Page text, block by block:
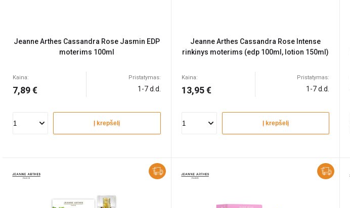
Jeanne Arthes Cassandra Rose Jasmin EDP
moterims 100ml
Kaina:
7,89 €
Pristatymas:
1-7 d.d.
Į krepšelį
Jeanne Arthes Cassandra Rose Intense
rinkinys moterims (edp 100ml, lotion 150ml)
Kaina:
13,95 €
Pristatymas:
1-7 d.d.
Į krepšelį